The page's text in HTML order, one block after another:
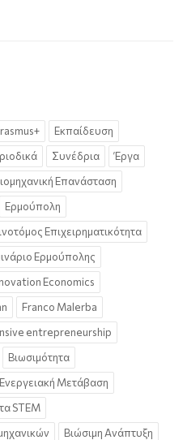
Εκπαίδευση
Συνέδρια
Έργα
Επανάσταση
Ερμούπολη
Επιχειρηματικότητα
Ερμούπολης
Economics
Franco Malerba
entrepreneurship
Βιωσιμότητα
Ενεργειακή Μετάβαση
STEM
Βιώσιμη Ανάπτυξη